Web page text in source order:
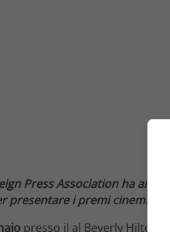
Press Association ha
presentare i premi
presso il al Beverly Hilton